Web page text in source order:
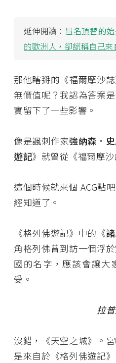
延伸閱讀： 冒名頂替的
的歐洲人，卻謊稱自己來
那他瞎掰的《福爾摩沙
無價值呢？我認為答案
實留下了一些影響。
像是諷刺作家強納森．
遊記》就曾從《福爾摩沙
這個時候就來個 ACG點
經知道了。
《格列佛遊記》中的《
角格列佛曾到訪一個浮
國的名字，應該會讓大
受。
拉
沒錯，《天空之城》。
是來自於《格列佛遊記